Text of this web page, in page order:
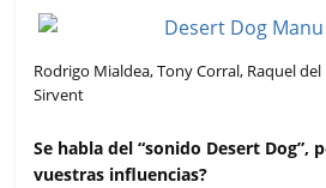
Rodrigo Mialdea, Tony Corral, Raquel
Sirvent
Se habla del “sonido Desert Dog”,
vuestras influencias?